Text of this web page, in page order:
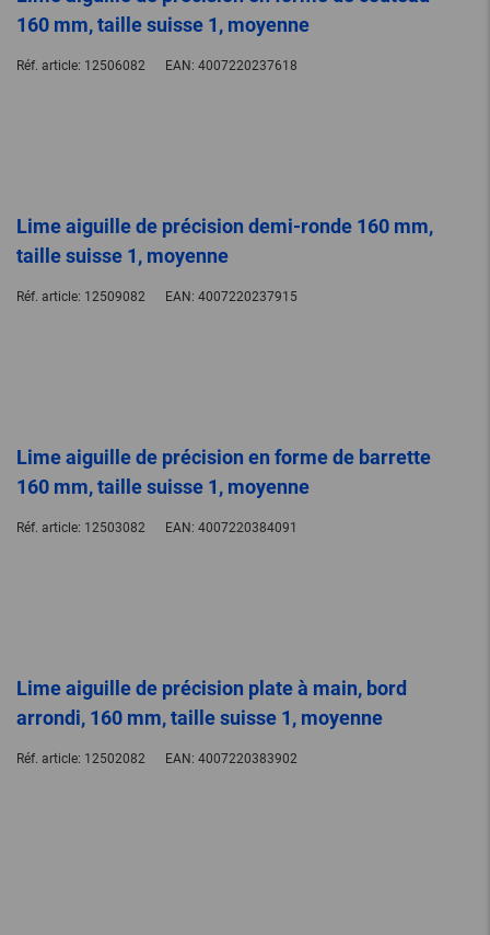
160 mm, taille suisse 1, moyenne
Réf. article: 12506082 EAN: 4007220237618
Lime aiguille de précision demi-ronde 160 mm,
taille suisse 1, moyenne
Réf. article: 12509082 EAN: 4007220237915
Lime aiguille de précision en forme de barrette
160 mm, taille suisse 1, moyenne
Réf. article: 12503082 EAN: 4007220384091
Lime aiguille de précision plate à main, bord
arrondi, 160 mm, taille suisse 1, moyenne
Réf. article: 12502082 EAN: 4007220383902